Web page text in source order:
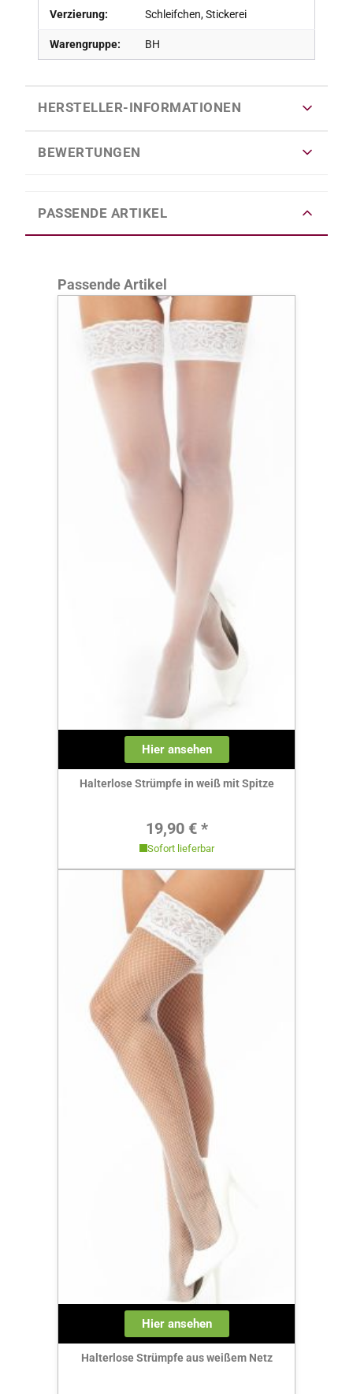
Verzierung: Schleifchen, Stickerei
Warengruppe: BH
HERSTELLER-INFORMATIONEN
BEWERTUNGEN
PASSENDE ARTIKEL
Produktgalerie überspringen
Passende Artikel
Hier ansehen
Halterlose Strümpfe in weiß mit Spitze
Regulärer Preis:
19,90 € *
Sofort lieferbar
Hier ansehen
Halterlose Strümpfe aus weißem Netz